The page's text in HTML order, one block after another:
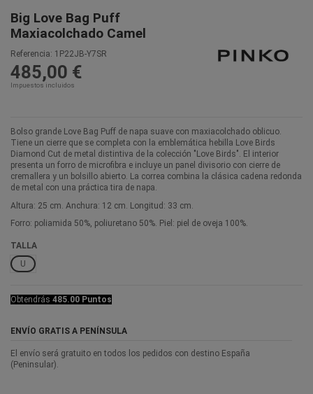
Big Love Bag Puff
Maxiacolchado Camel
Referencia: 1P22JB-Y7SR
485,00 €
Impuestos incluidos
Bolso grande Love Bag Puff de napa suave con maxiacolchado oblicuo.
Tiene un cierre que se completa con la emblemática hebilla Love Birds
Diamond Cut de metal distintiva de la colección "Love Birds". El interior
presenta un forro de microfibra e incluye un panel divisorio con cierre de
cremallera y un bolsillo abierto. La correa combina la clásica cadena redonda
de metal con una práctica tira de napa.
Altura: 25 cm. Anchura: 12 cm. Longitud: 33 cm.
Forro: poliamida 50%, poliuretano 50%. Piel: piel de oveja 100%.
TALLA
U
Obtendrás 485.00 Puntos
ENVÍO GRATIS A PENÍNSULA
El envío será gratuito en todos los pedidos con destino España
(Peninsular).